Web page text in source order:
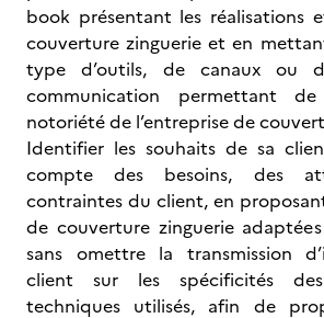
book présentant les réalisations
couverture zinguerie et en
type d’outils, de canaux ou
communication permettant
notoriété de l’entreprise de
Identifier les souhaits de sa
compte des besoins, des
contraintes du client, en
de couverture zinguerie
sans omettre la transmission
client sur les spécificités
techniques utilisés, afin de